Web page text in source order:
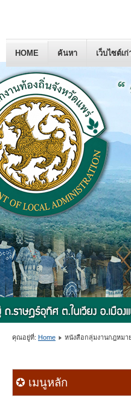
HOME ค้นหา เว็บไซต์เก่
คุณอยู่ที่: Home หนังสือกลุ่มงานกฎหมา
✪ เมนูหลัก